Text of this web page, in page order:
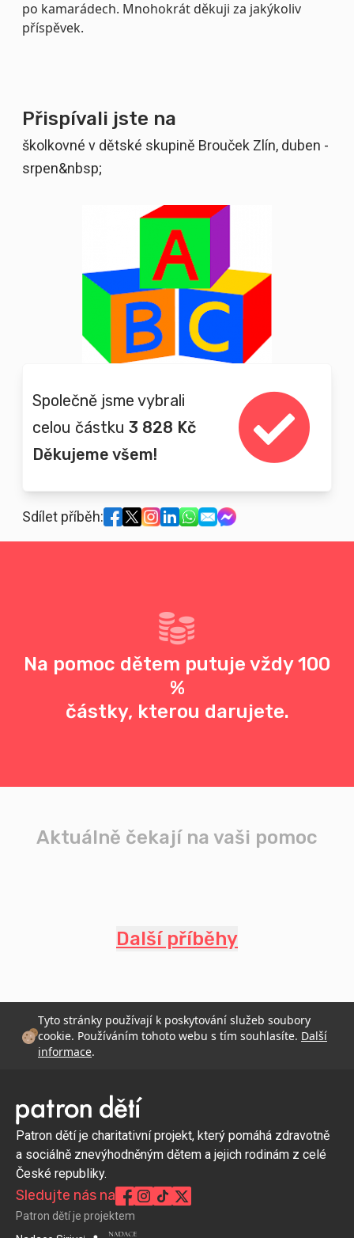
Přispívali jste na
školkovné v dětské skupině Brouček Zlín, duben -
srpen&nbsp;
Společně jsme vybrali
celou částku 3 828 Kč
Děkujeme všem!
Sdílet příběh:
po kamarádech. Mnohokrát děkuji za jakýkoliv
příspěvek.
Na pomoc dětem putuje vždy 100
%
částky, kterou darujete.
Aktuálně čekají na vaši pomoc
Další příběhy
Tyto stránky používají k poskytování služeb soubory
cookie. Používáním tohoto webu s tím souhlasíte. Další
informace.
Patron dětí je charitativní projekt, který pomáhá zdravotně
a sociálně znevýhodněným dětem a jejich rodinám z celé
České republiky.
Sledujte nás na
Patron dětí je projektem